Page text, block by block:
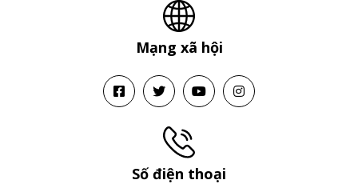
Mạng xã hội
Số điện thoại